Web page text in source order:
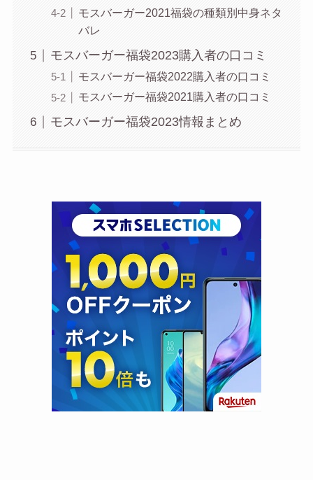
モスバーガー2021福袋の種類別中身ネタ
バレ
モスバーガー福袋2023購入者の口コミ
モスバーガー福袋2022購入者の口コミ
モスバーガー福袋2021購入者の口コミ
モスバーガー福袋2023情報まとめ